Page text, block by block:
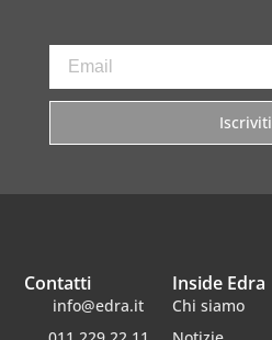
Iscriviti
Inside Edra
Chi siamo
Contatti
info@edra.it